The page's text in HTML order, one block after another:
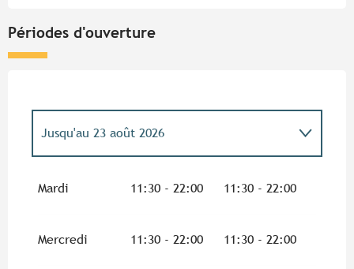
Périodes d'ouverture
Jusqu'au 23 août 2026
Mardi 11:30 - 22:00 11:30 - 22:00
Mercredi 11:30 - 22:00 11:30 - 22:00